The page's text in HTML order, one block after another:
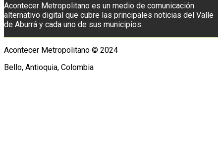
Acontecer Metropolitano es un medio de comunicación
alternativo digital que cubre las principales noticias del Valle
de Aburrá y cada uno de sus municipios.
Acontecer Metropolitano © 2024
Bello, Antioquia, Colombia